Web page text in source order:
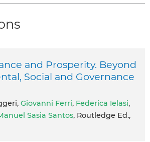
and Prosperity. Beyond
Social and Governance
Giovanni Ferri, Federica Ielasi,
Sasia Santos, Routledge Ed.,